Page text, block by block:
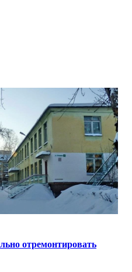
отремонтировать